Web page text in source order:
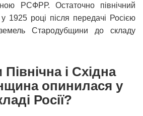
РСФРР. Остаточно північний
1925 році після передачі Росією
Стародубщини до складу
Північна і Східна
опинилася у
Росії?